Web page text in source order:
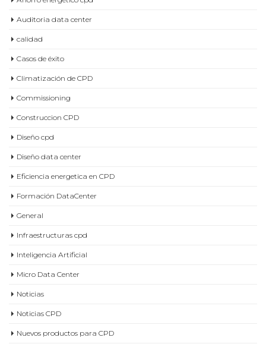
Auditoria data center
calidad
Casos de éxito
Climatización de CPD
Commissioning
Construccion CPD
Diseño cpd
Diseño data center
Eficiencia energetica en CPD
Formación DataCenter
General
Infraestructuras cpd
Inteligencia Artificial
Micro Data Center
Noticias
Noticias CPD
Nuevos productos para CPD